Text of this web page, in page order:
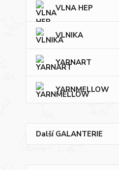
VLNA HEP
VLNIKA
YARNART
YARNMELLOW
Další GALANTERIE